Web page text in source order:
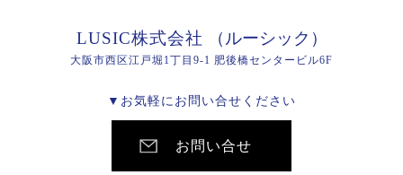
LUSIC株式会社 （ルーシック）
大阪市西区江戸堀1丁目9-1 肥後橋センタービル6F
▼お気軽にお問い合せください
お問い合せ